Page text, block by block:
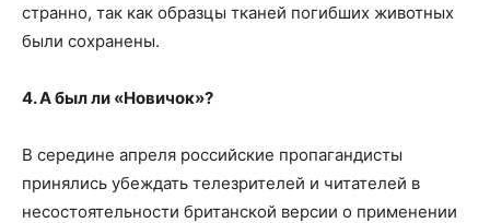
странно, так как образцы тканей погибших животных
были сохранены.
4. А был ли «Новичок»?
В середине апреля российские пропагандисты
принялись убеждать телезрителей и читателей в
несостоятельности британской версии о применении